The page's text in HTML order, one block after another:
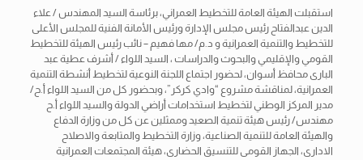
استقبلت الهيئة العامة للتخطيط العمراني، برئاسة السيد المهندس / علاء
الدين عبدالفتاح رئيس مجلس الإدارة ورئيس الأمانة الفنية للمجلس الأعلى
للتخطيط والتنمية العمرانية و د.م/ مها فهيم – نائب رئيس الهيئة للتخطيط
القومي والإقليمي والبحوث والدراسات ، السيد اللواء / أشرف عطية عبد
البارى محافظ أسوان، لحضور اجتماع اللجنة النوعية لتخطيط أنشطة التنمية
العمرانية، لمناقشة مشروع “وادي كركر”، وبحضور كل من السيد اللواء أ.ح/
مدير المركز الوطني لتخطيط استخدامات أراضي الدولة والسيد اللواء أ.ح
مهندس/ رئيس هيئة تنمية الصعيد وممثلين عن كل من وزارة الدفاع
والهيئة العامة للتنمية الصناعية، وزارة التخطيط والمتابعة والاصلاح
الادارى، الجهاز القومى للتنسيق الحضارى، هيئة المجتمعات العمرانية